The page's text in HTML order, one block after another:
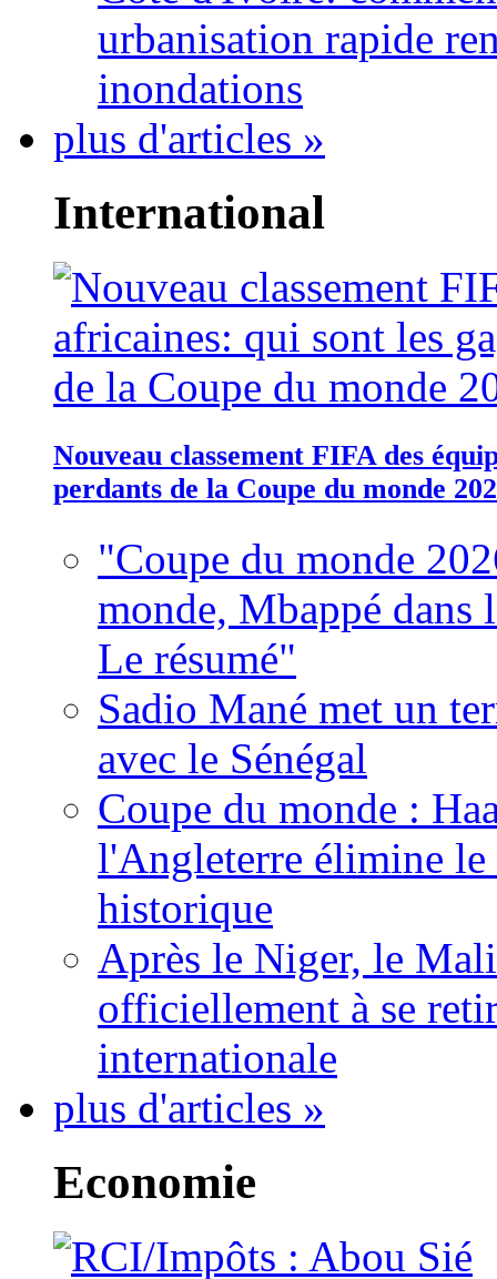
urbanisation rapide
inondations
plus d'articles »
International
Nouveau classement FIFA des
perdants de la Coupe du monde
"Coupe du monde
monde, Mbappé dans
Le résumé"
Sadio Mané met un
avec le Sénégal
Coupe du monde :
l'Angleterre élimine
historique
Après le Niger, le
officiellement à se
internationale
plus d'articles »
Economie